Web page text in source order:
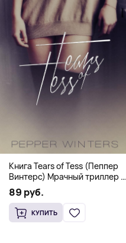
Книга Tears of Tess (Пеппер
Винтерс) Мрачный триллер о
выживании и страсти (18+)
89 руб.
КУПИТЬ